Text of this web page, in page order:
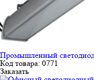
Промышленный
Код товара: 0771
Заказать